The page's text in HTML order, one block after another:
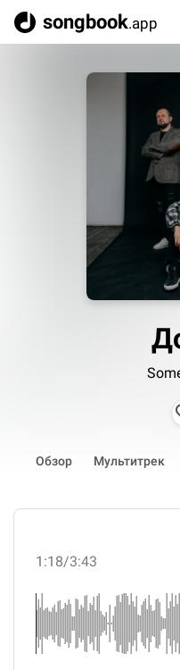
songbook.app
Обзор Мультитрек
1:18/3:43